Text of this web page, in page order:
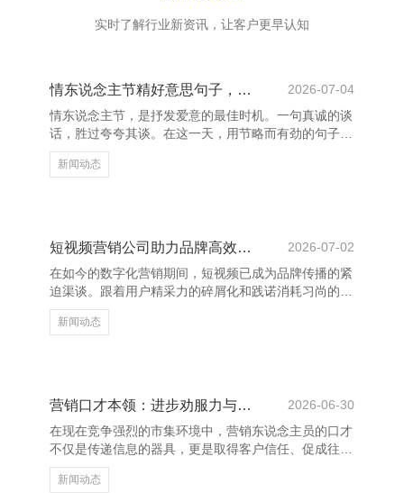
实时了解行业新资讯，让客户更早认知
情东说念主节精好意思句子，传递爱意与随便
2026-07-04
情东说念主节，是抒发爱意的最佳时机。一句真诚的谈
话，胜过夸夸其谈。在这一天，用节略而有劲的句子，
传递深情，让对方感受到你的悉心与爱意。 “你是我性
射中的光，照亮我每一个边缘。”这句浮浅的话，说念
“与你再会，是我一世最好意思的或然。”这句话，充满
了感德与爱戴，抒发了对爱情的刚烈与抓着。 爱情不
仅仅大张旗饱读的誓词，更是量入为用的伴随。一
句“有你在的每
新闻动态
短视频营销公司助力品牌高效增长
2026-07-02
在如今的数字化营销期间，短视频已成为品牌传播的紧
迫渠谈。跟着用户精采力的碎屑化和践诺消耗习尚的变
化，短视频凭借其短平快、高互动的特色，飞速崛起为
品牌营销的新风口。而短视频营销公司则成为激动品牌
数据分析与用户瞻念察，他们匡助品牌快速找到妥当的
传播旅途，栽种曝光度和转机率。 此外，短视频营销
公司还擅始终骗热点趋势和平台算法，打造爆款践诺，
增强品牌的商场影响
新闻动态
营销口才本领：进步劝服力与疏浚才智
2026-06-30
在现在竞争强烈的市集环境中，营销东说念主员的口才
不仅是传递信息的器具，更是取得客户信任、促成往复
的关节。邃密的口才本领偶而显耀进步劝服力与疏浚才
智湖南心连通网络科技有限公司-官网，从而增强营销
新闻动态